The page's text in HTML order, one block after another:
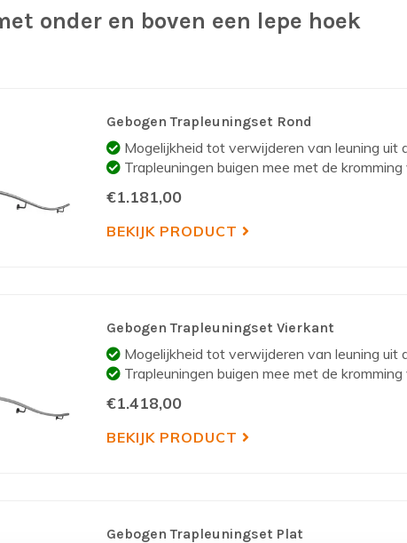
onder en boven een lepe hoek
Gebogen Trapleuningset Rond
Mogelijkheid tot verwijderen van leuning uit
Trapleuningen buigen mee met de
€1.181,00
BEKIJK PRODUCT
Gebogen Trapleuningset Vierkant
Mogelijkheid tot verwijderen van leuning uit
Trapleuningen buigen mee met de
€1.418,00
BEKIJK PRODUCT
Gebogen Trapleuningset Plat